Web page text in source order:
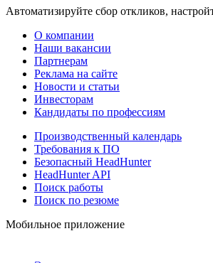
Автоматизируйте сбор откликов,
О компании
Наши вакансии
Партнерам
Реклама на сайте
Новости и статьи
Инвесторам
Кандидаты по профессиям
Производственный календарь
Требования к ПО
Безопасный HeadHunter
HeadHunter API
Поиск работы
Поиск по резюме
Мобильное приложение